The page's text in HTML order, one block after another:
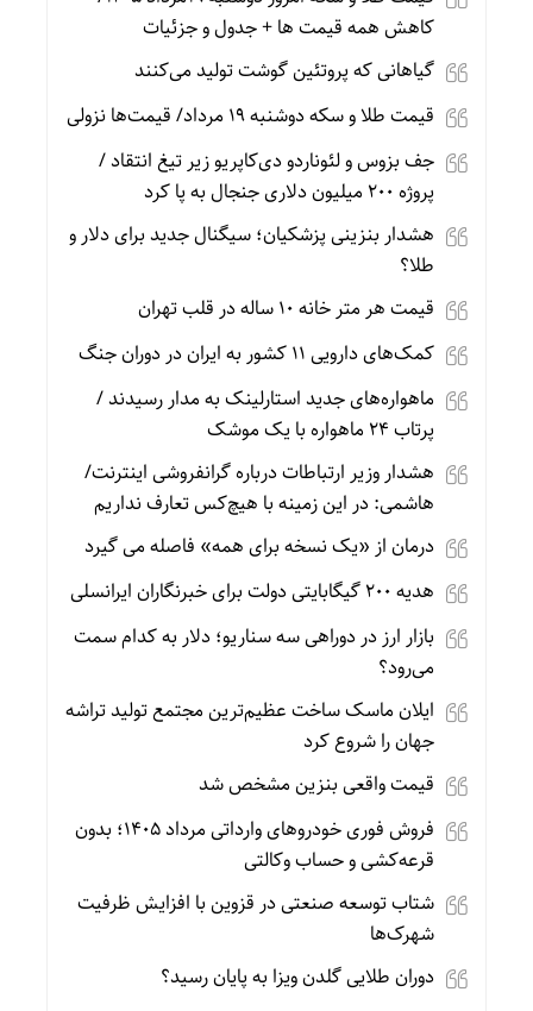
کاهش همه قیمت ها + جدول و جزئیات
گیاهانی که پروتئین گوشت تولید می‌کنند
قیمت طلا و سکه دوشنبه 19 مرداد/ قیمت‌ها نزولی
جف بزوس و لئوناردو دی‌کاپریو زیر تیغ انتقاد /
پروژه ۲۰۰ میلیون دلاری جنجال به پا کرد
هشدار بنزینی پزشکیان؛ سیگنال جدید برای دلار و
طلا؟
قیمت هر متر خانه ۱۰ ساله در قلب تهران
کمک‌های دارویی ۱۱ کشور به ایران در دوران جنگ
ماهواره‌های جدید استارلینک به مدار رسیدند /
پرتاب ۲۴ ماهواره با یک موشک
هشدار وزیر ارتباطات درباره گرانفروشی اینترنت/
هاشمی: در این زمینه با هیچ‌کس تعارف نداریم
درمان از «یک نسخه برای همه» فاصله می گیرد
هدیه ۲۰۰ گیگابایتی دولت برای خبرنگاران ایرانسلی
بازار ارز در دوراهی سه سناریو؛ دلار به کدام سمت
می‌رود؟
ایلان ماسک ساخت عظیم‌ترین مجتمع تولید تراشه
جهان را شروع کرد
قیمت واقعی بنزین مشخص شد
فروش فوری خودروهای وارداتی مرداد ۱۴۰۵؛ بدون
قرعه‌کشی و حساب وکالتی
شتاب توسعه صنعتی در قزوین با افزایش ظرفیت
شهرک‌ها
دوران طلایی گلدن ویزا به پایان رسید؟